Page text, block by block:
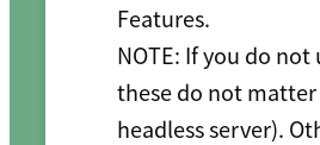
Features.
NOTE: If you do not
these do not matter
headless server).